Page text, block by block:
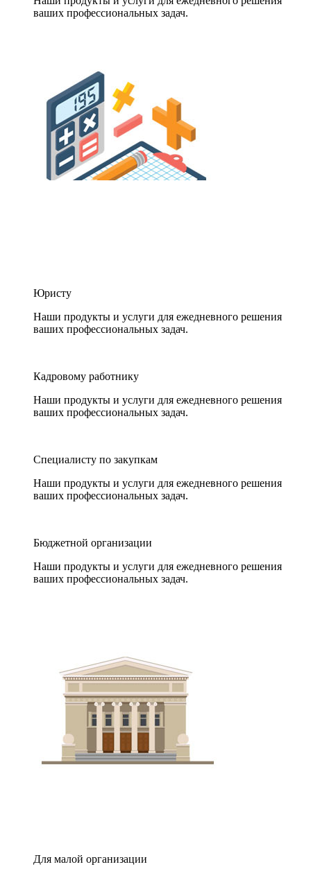
ваших профессиональных задач.
Юристу
Наши продукты и услуги для ежедневного решения
ваших профессиональных задач.
Кадровому работнику
Наши продукты и услуги для ежедневного решения
ваших профессиональных задач.
Специалисту по закупкам
Наши продукты и услуги для ежедневного решения
ваших профессиональных задач.
Бюджетной организации
Наши продукты и услуги для ежедневного решения
ваших профессиональных задач.
Для малой организации